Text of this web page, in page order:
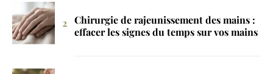
Chirurgie de rajeunissement des mains :
effacer les signes du temps sur vos mains